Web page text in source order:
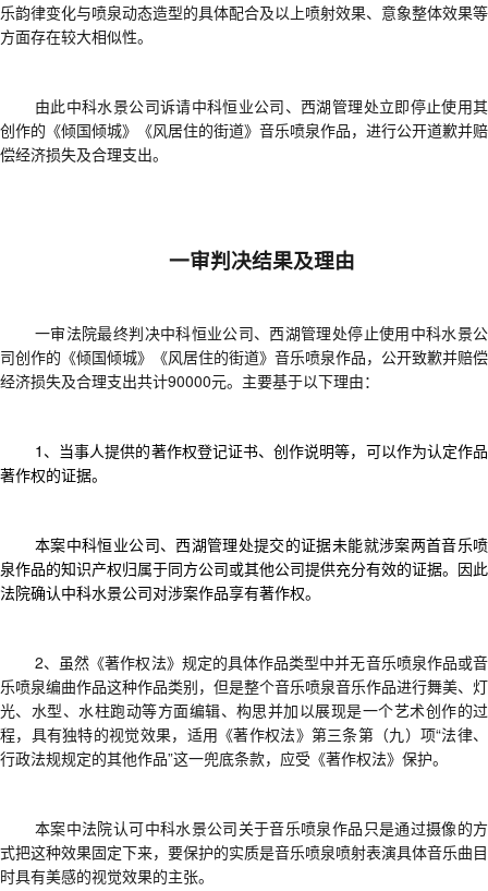
乐韵律变化与喷泉动态造型的具体配合及以上喷射效果、意象整体效果等
方面存在较大相似性。
由此中科水景公司诉请中科恒业公司、西湖管理处立即停止使用其
创作的《倾国倾城》《风居住的街道》音乐喷泉作品， 进行公开道歉并赔
偿经济损失及合理支出。
一审判决结果及理由
一审法院最终判决中科恒业公司、西湖管理处停止使用中科水景公
司创作的《倾国倾城》《风居住的街道》音乐喷泉作品， 公开致歉并赔偿
经济损失及合理支出共计90000元。主要基于以下理由：
1、 当事人提供的著作权登记证书、创作说明等，可以作为认定作品
著作权的证据。
本案中科恒业公司、西湖管理处提交的证据未能就涉案两首音乐喷
泉作品的知识产权归属于同方公司或其他公司提供充分有效的证据。因此
法院确认中科水景公司对涉案作品享有著作权。
2、虽然 《著作权法》规定的具体作品类型中并无音乐喷泉作品或音
乐喷泉编曲作品这种作品类别， 但是整个音乐喷泉音乐作品进行舞美、灯
光、水型、水柱跑动等方面编辑、构思并加以展现是一个艺术创作的过
程，具有独特的视觉效果， 适用《著作权法》第三条第（九） 项“法律、
行政法规规定的其他作品”这一兜底条款， 应受《著作权法》保护。
本案中法院认可中科水景公司关于音乐喷泉作品只是通过摄像的方
式把这种效果固定下来，要保护的实质是音乐喷泉喷射表演具体音乐曲目
时具有美感的视觉效果的主张。